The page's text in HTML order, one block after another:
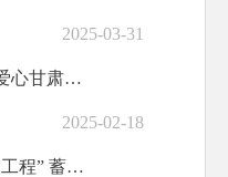
2025-03-31
东乡县以暖心举措推动爱心甘肃工程建设走深走实
2025-02-18
东乡县：深入推进“五大工程” 蓄势赋能“五项提升”不断夯实高质量发展组织保障